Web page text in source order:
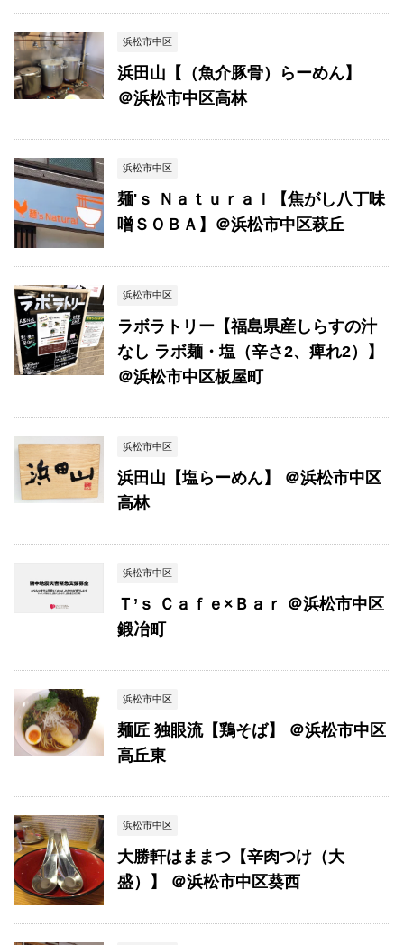
浜松市中区
浜田山【（魚介豚骨）らーめん】
＠浜松市中区高林
浜松市中区
麺'ｓ Ｎａｔｕｒａｌ【焦がし八丁味
噌ＳＯＢＡ】＠浜松市中区萩丘
浜松市中区
ラボラトリー【福島県産しらすの汁
なし ラボ麺・塩（辛さ2、痺れ2）】
＠浜松市中区板屋町
浜松市中区
浜田山【塩らーめん】 ＠浜松市中区
高林
浜松市中区
Ｔ’ｓ Ｃａｆｅ×Ｂａｒ ＠浜松市中区
鍛冶町
浜松市中区
麺匠 独眼流【鶏そば】 ＠浜松市中区
高丘東
浜松市中区
大勝軒はままつ【辛肉つけ（大
盛）】 ＠浜松市中区葵西